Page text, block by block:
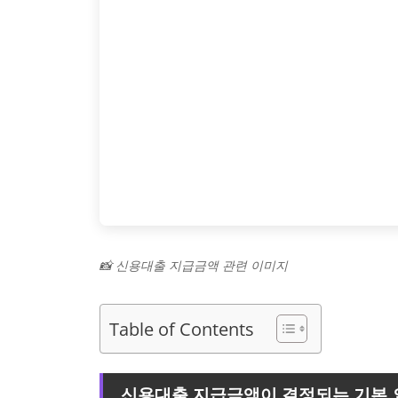
📸 신용대출 지급금액 관련 이미지
Table of Contents